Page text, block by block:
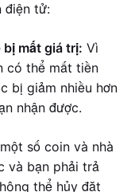
điện tử:
mất giá trị: Vì
có thể mất tiền
bị giảm nhiều hơn
nhận được.
số coin và nhà
và bạn phải trả
thể hủy đặt